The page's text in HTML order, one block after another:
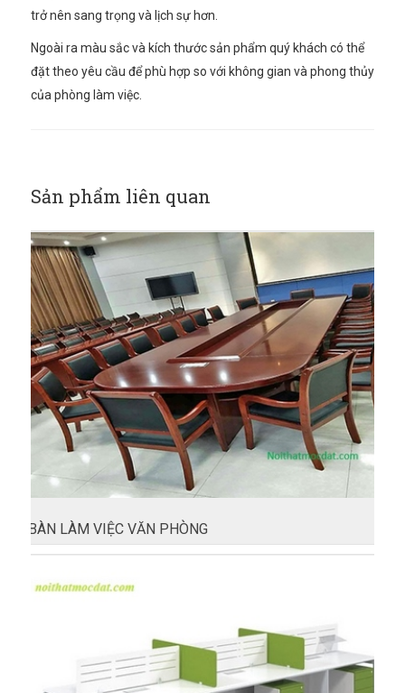
trở nên sang trọng và lịch sự hơn.
Ngoài ra màu sắc và kích thước sản phẩm quý khách có thể
đặt theo yêu cầu để phù hợp so với không gian và phong thủy
của phòng làm việc.
Sản phẩm liên quan
BÀN LÀM VIỆC VĂN PHÒNG